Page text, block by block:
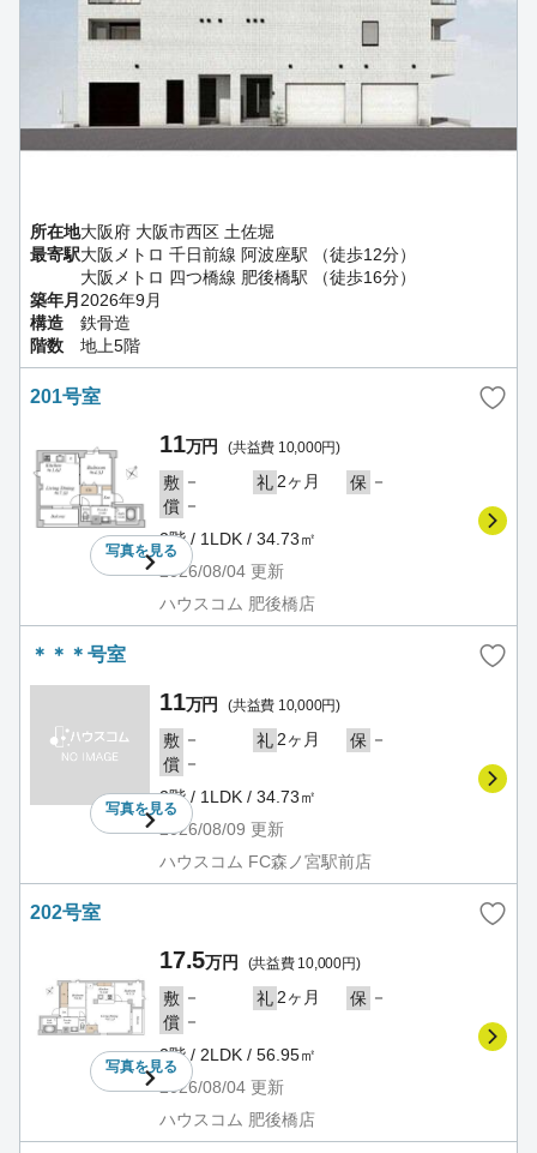
所在地大阪府 大阪市西区 土佐堀
最寄駅大阪メトロ 千日前線 阿波座駅 （徒歩12分）
大阪メトロ 四つ橋線 肥後橋駅 （徒歩16分）
築年月2026年9月
構造
鉄骨造
階数
地上5階
201号室
写真を見る
11万円 (共益費 10,000円)
敷 － 礼 2ヶ月 保 －
償 －
2階 / 1LDK / 34.73㎡
2026/08/04 更新
ハウスコム 肥後橋店
＊＊＊号室
写真を見る
11万円 (共益費 10,000円)
敷 － 礼 2ヶ月 保 －
償 －
2階 / 1LDK / 34.73㎡
2026/08/09 更新
ハウスコム FC森ノ宮駅前店
202号室
写真を見る
17.5万円 (共益費 10,000円)
敷 － 礼 2ヶ月 保 －
償 －
2階 / 2LDK / 56.95㎡
2026/08/04 更新
ハウスコム 肥後橋店